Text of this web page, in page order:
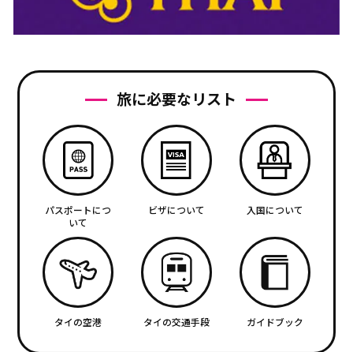
旅に必要なリスト
パスポートにつ
いて
ビザについて 入国について
タイの空港 タイの交通手段 ガイドブック